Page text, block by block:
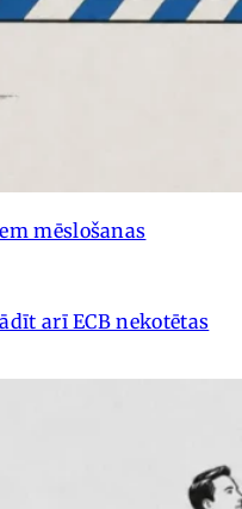
mēslošanas
arī ECB nekotētas